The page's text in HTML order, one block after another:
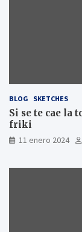
BLOG SKETCHES
Si se te cae la
friki
11 enero 2024